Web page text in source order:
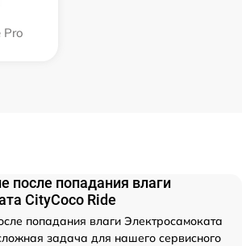
Pro
после попадания влаги
CityCoco Ride
попадания влаги Электросамоката
задача для нашего сервисного